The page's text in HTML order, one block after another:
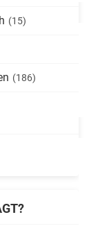
(15)
(186)